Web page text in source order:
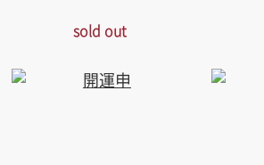
sold out